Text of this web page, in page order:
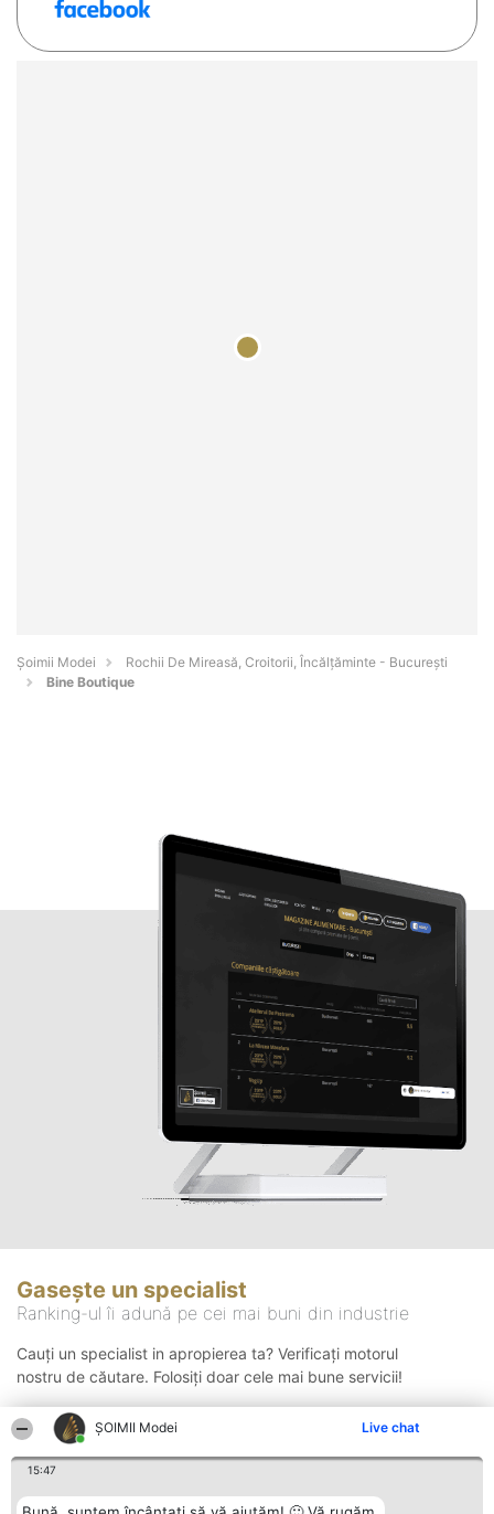
ȘOIMII Modei Live chat
15:47
Șoimii Modei
Rochii De Mireasă, Croitorii, Încălțăminte - Bucureşti
Bine Boutique
Gasește un specialist
Ranking-ul îi adună pe cei mai buni din industrie
Cauți un specialist in apropierea ta? Verificați motorul
nostru de căutare. Folosiți doar cele mai bune servicii!